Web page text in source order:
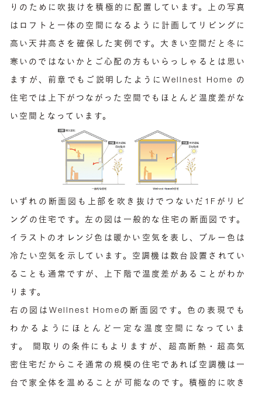
りのために吹抜けを積極的に配置しています。上の写真
はロフトと一体の空間になるように計画してリビングに
高い天井高さを確保した実例です。大きい空間だと冬に
寒いのではないかとご心配の方もいらっしゃるとは思い
ますが、前章でもご説明したようにWellnest Home の
住宅では上下がつながった空間でもほとんど温度差がな
い空間となっています。
いずれの断面図も上部を吹き抜けでつないだ1Fがリビ
ングの住宅です。左の図は一般的な住宅の断面図です。
イラストのオレンジ色は暖かい空気を表し、ブルー色は
冷たい空気を示しています。空調機は数台設置されてい
ることも通常ですが、上下階で温度差があることがわか
ります。
右の図はWellnest Homeの断面図です。色の表現でも
わかるようにほとんど一定な温度空間になっていま
す。 間取りの条件にもよりますが、超高断熱・超高気
密住宅だからこそ通常の規模の住宅であれば空調機は一
台で家全体を温めることが可能なのです。積極的に吹き